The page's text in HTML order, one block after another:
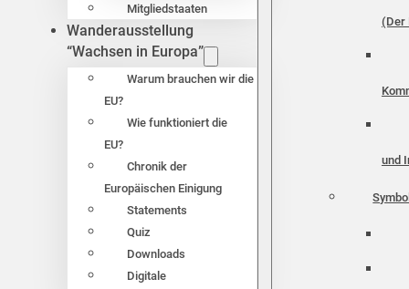
Mitgliedstaaten
Wanderausstellung
“Wachsen in Europa”
Warum brauchen wir die
EU?
Wie funktioniert die
EU?
Chronik der
Europäischen Einigung
Statements
Quiz
Downloads
Digitale
(Der
und